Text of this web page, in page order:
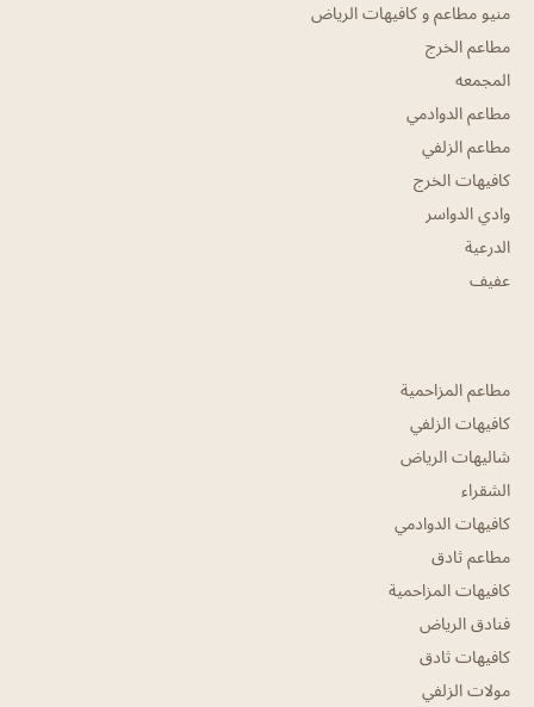
منيو مطاعم و كافيهات الرياض
مطاعم الخرج
المجمعه
مطاعم الدوادمي
مطاعم الزلفي
كافيهات الخرج
وادي الدواسر
الدرعية
عفيف
مطاعم المزاحمية
كافيهات الزلفي
شاليهات الرياض
الشقراء
كافيهات الدوادمي
مطاعم ثادق
كافيهات المزاحمية
فنادق الرياض
كافيهات ثادق
مولات الزلفي